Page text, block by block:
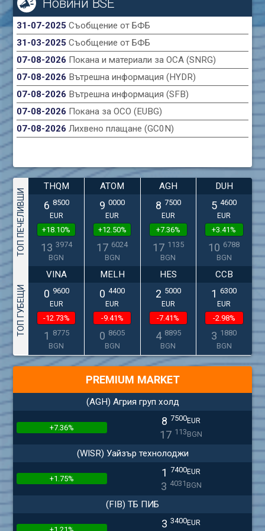
Новини BSE
31-07-2025Съобщение от БФБ
31-03-2025Съобщение от БФБ
07-08-2026 Покана и материали за ОСА (SNRG)
07-08-2026 Вътрешна информация (HYDR)
07-08-2026 Вътрешна информация (SFB)
07-08-2026 Покана за ОСО (EUBG)
07-08-2026Лихвено плащане (GC0N)
ТОП ПЕЧЕЛИВШИ
THQM
6 8500
EUR
+18.10%
13 3974
BGN
ATOM
9 0000
EUR
+12.50%
17 6024
BGN
AGH
8 7500
EUR
+7.36%
17 1135
BGN
DUH
5 4600
EUR
+3.41%
10 6788
BGN
ТОП ГУБЕЩИ
VINA
0 9600
EUR
-12.73%
1 8775
BGN
MELH
0 4400
EUR
-9.41%
0 8605
BGN
HES
2 5000
EUR
-7.41%
4 8895
BGN
CCB
1 6300
EUR
-2.98%
3 1880
BGN
PREMIUM MARKET
(AGH) Агрия груп холд
+7.36% 8 7500EUR
17 113 BGN
(WISR) Уайзър технолоджи
+1.75% 1 7400EUR
3 4031 BGN
(FIB) ТБ ПИБ
3 3400EUR